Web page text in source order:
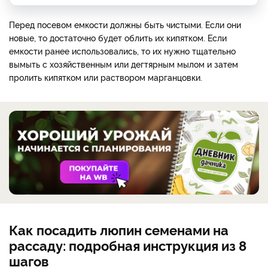
Перед посевом емкости должны быть чистыми. Если они
новые, то достаточно будет облить их кипятком. Если
емкости ранее использовались, то их нужно тщательно
вымыть с хозяйственным или дегтярным мылом и затем
пролить кипятком или раствором марганцовки.
Как посадить люпин семенами на
рассаду: подробная инструкция из 8
шагов